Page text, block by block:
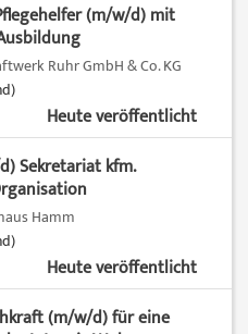
(m/w/d) mit
Ruhr GmbH & Co. KG
Heute veröffentlicht
Sekretariat kfm.
Hamm
Heute veröffentlicht
(m/w/d) für eine